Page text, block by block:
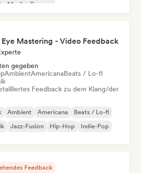
Musik
Reggae
Mastering - Video Feedback
gegeben
AmbientAmericanaBeats / Lo-fi
Feedback zu dem Klang/der
Ambient Americana
Beats / Lo-fi
Jazz-Fusion Hip-Hop Indie-Pop
Feedback